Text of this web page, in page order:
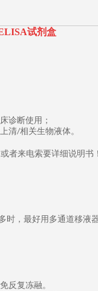
试剂盒
诊断使用；
清/相关生物液体。
或者来电索要详细说明书 ！
时，最好用多通道移液器
反复冻融。